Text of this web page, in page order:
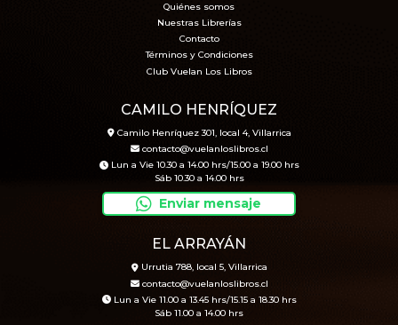
Quiénes somos
Nuestras Librerías
Contacto
Términos y Condiciones
Club Vuelan Los Libros
CAMILO HENRÍQUEZ
Camilo Henríquez 301, local 4, Villarrica
contacto@vuelanloslibros.cl
Lun a Vie 10.30 a 14.00 hrs/15.00 a 19.00 hrs
Sáb 10.30 a 14.00 hrs
Enviar mensaje
EL ARRAYÁN
Urrutia 788, local 5, Villarrica
contacto@vuelanloslibros.cl
Lun a Vie 11.00 a 13.45 hrs/15.15 a 18.30 hrs
Sáb 11.00 a 14.00 hrs